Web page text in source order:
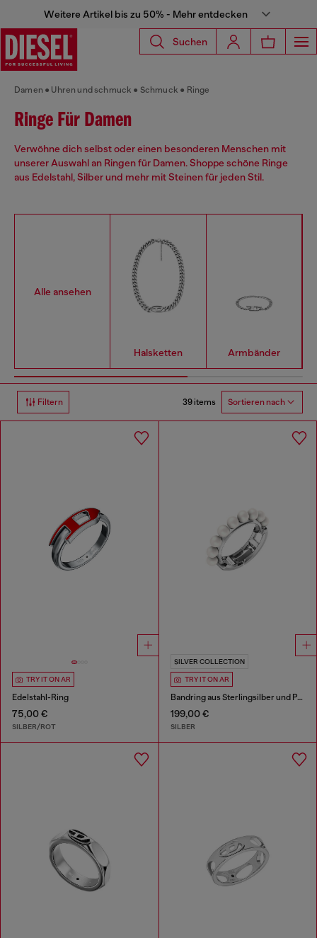
Weitere Artikel bis zu 50% - Mehr entdecken
Suchen
Damen Uhren und schmuck Schmuck Ringe
Ringe Für Damen
Verwöhne dich selbst oder einen besonderen Menschen mit
unserer Auswahl an Ringen für Damen. Shoppe schöne Ringe
aus Edelstahl, Silber und mehr mit Steinen für jeden Stil.
Alle ansehen
Halsketten Armbänder
Filtern 39 items Sortieren nach
TRY IT ON AR
Edelstahl-Ring
75,00 €
SILBER/ROT
SILVER COLLECTION
TRY IT ON AR
Bandring aus Sterlingsilber und Perle
199,00 €
SILBER